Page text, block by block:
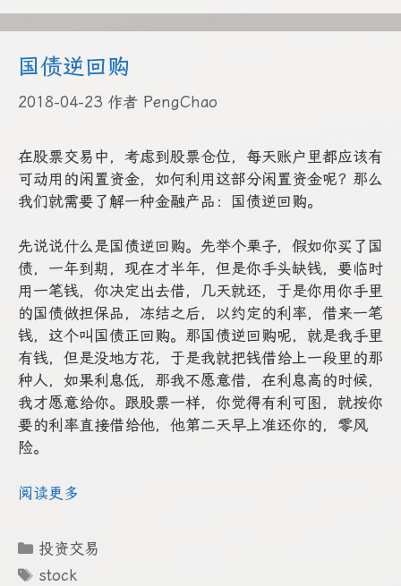
国债逆回购
2018-04-23 作者 PengChao
在股票交易中，考虑到股票仓位，每天账户里都应该有
可动用的闲置资金，如何利用这部分闲置资金呢？那么
我们就需要了解一种金融产品：国债逆回购。
先说说什么是国债逆回购。先举个栗子，假如你买了国
债，一年到期，现在才半年，但是你手头缺钱，要临时
用一笔钱，你决定出去借，几天就还，于是你用你手里
的国债做担保品，冻结之后，以约定的利率，借来一笔
钱，这个叫国债正回购。那国债逆回购呢，就是我手里
有钱，但是没地方花，于是我就把钱借给上一段里的那
种人，如果利息低，那我不愿意借，在利息高的时候，
我才愿意给你。跟股票一样，你觉得有利可图，就按你
要的利率直接借给他，他第二天早上准还你的，零风
险。
阅读更多
分
类
投资交易
标
stock